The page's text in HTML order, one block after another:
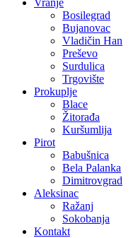
Vranje
Bosilegrad
Bujanovac
Vladičin Han
Preševo
Surdulica
Trgovište
Prokuplje
Blace
Žitorađa
Kuršumlija
Pirot
Babušnica
Bela Palanka
Dimitrovgrad
Aleksinac
Ražanj
Sokobanja
Kontakt